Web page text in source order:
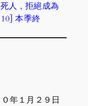
人，拒絕成為
本季終
年１月２９日